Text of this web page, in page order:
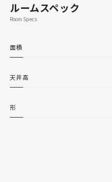
ルームスペック
Room Specs
面積
天井高
形